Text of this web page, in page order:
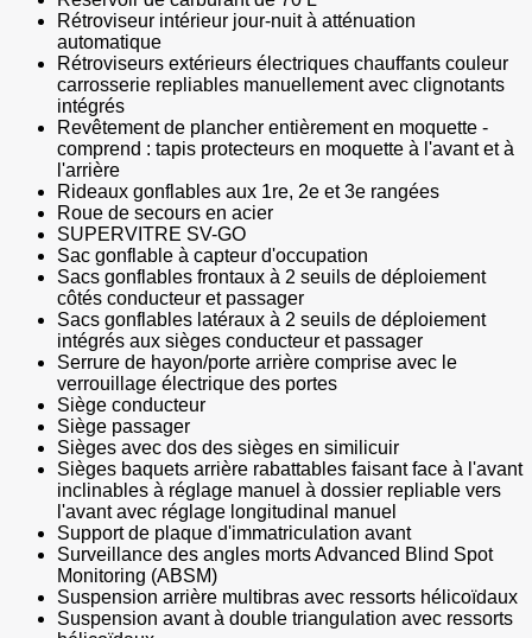
Rétroviseur intérieur jour-nuit à atténuation
automatique
Rétroviseurs extérieurs électriques chauffants couleur
carrosserie repliables manuellement avec clignotants
intégrés
Revêtement de plancher entièrement en moquette -
comprend : tapis protecteurs en moquette à l'avant et à
l'arrière
Rideaux gonflables aux 1re, 2e et 3e rangées
Roue de secours en acier
SUPERVITRE SV-GO
Sac gonflable à capteur d'occupation
Sacs gonflables frontaux à 2 seuils de déploiement
côtés conducteur et passager
Sacs gonflables latéraux à 2 seuils de déploiement
intégrés aux sièges conducteur et passager
Serrure de hayon/porte arrière comprise avec le
verrouillage électrique des portes
Siège conducteur
Siège passager
Sièges avec dos des sièges en similicuir
Sièges baquets arrière rabattables faisant face à l'avant
inclinables à réglage manuel à dossier repliable vers
l'avant avec réglage longitudinal manuel
Support de plaque d'immatriculation avant
Surveillance des angles morts Advanced Blind Spot
Monitoring (ABSM)
Suspension arrière multibras avec ressorts hélicoïdaux
Suspension avant à double triangulation avec ressorts